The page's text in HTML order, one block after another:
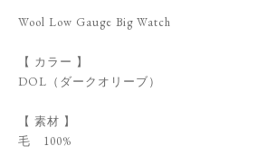
Wool Low Gauge Big Watch
【 カラー 】
DOL（ダークオリーブ）
【 素材 】
毛 100%